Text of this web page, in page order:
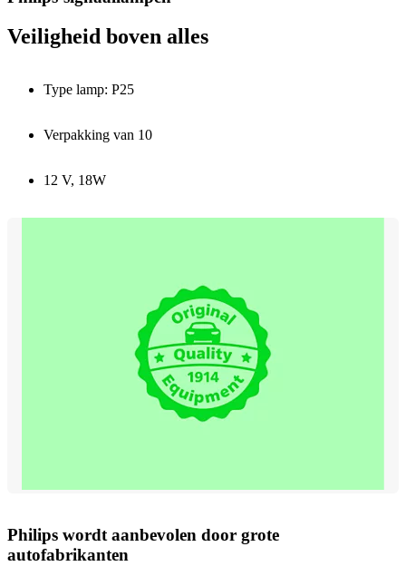
Veiligheid boven alles
Type lamp: P25
Verpakking van 10
12 V, 18W
Philips wordt aanbevolen door grote
autofabrikanten